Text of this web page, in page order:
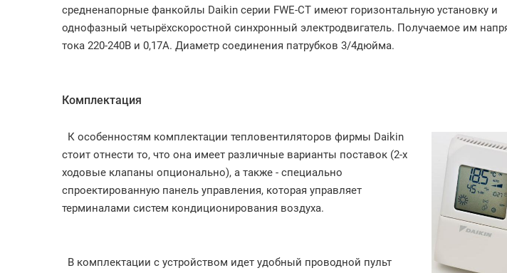
средненапорные фанкойлы Daikin серии FWE-CT имеют горизонтальную установку и
однофазный четырёхскоростной синхронный электродвигатель. Получаемое им
тока 220-240В и 0,17А. Диаметр соединения патрубков 3/4дюйма.
Комплектация
К особенностям комплектации тепловентиляторов фирмы Daikin
стоит отнести то, что она имеет различные варианты поставок (2-х
ходовые клапаны опционально), а также - специально
спроектированную панель управления, которая управляет
терминалами систем кондиционирования воздуха.
В комплектации с устройством идет удобный проводной пульт